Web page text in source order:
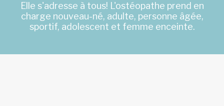
Elle s'adresse à tous! L'ostéopathe prend en
charge nouveau-né, adulte, personne âgée,
sportif, adolescent et femme enceinte.